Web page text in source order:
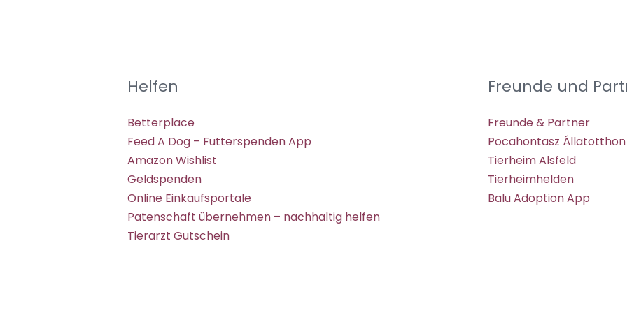
Helfen
Betterplace
Feed A Dog – Futterspenden App
Amazon Wishlist
Geldspenden
Online Einkaufsportale
Patenschaft übernehmen – nachhaltig helfen
Tierarzt Gutschein
Freunde und
Freunde & Partner
Pocahontasz Állatotthon
Tierheim Alsfeld
Tierheimhelden
Balu Adoption App